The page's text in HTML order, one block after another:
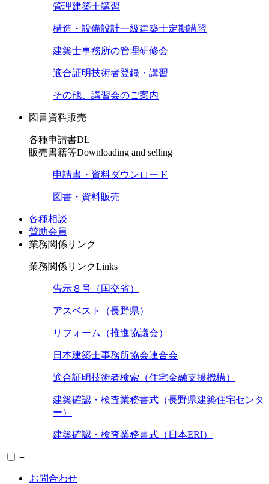
管理建築士講習
構造・設備設計一級建築士定期講習
建築士事務所の管理研修会
適合証明技術者登録・講習
その他、講習会のご案内
図書資料販売
各種申請書DL
販売書籍等Downloading and selling
申請書・資料ダウンロード
図書・資料販売
各種相談
賛助会員
業務関係リンク
業務関係リンクLinks
告示８号（国交省）
アスベスト（長野県）
リフォーム（推進協議会）
日本建築士事務所協会連合会
適合証明技術者検索（住宅金融支援機構）
建築確認・検査業務書式（長野県建築住宅センタ
ー）
建築確認・検査業務書式（日本ERI）
≡
お問合わせ